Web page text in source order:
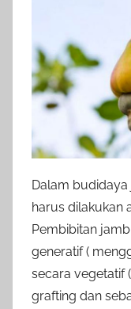
Dalam
harus dilakukan
Pembibitan
generatif (
secara vegetatif
grafting dan